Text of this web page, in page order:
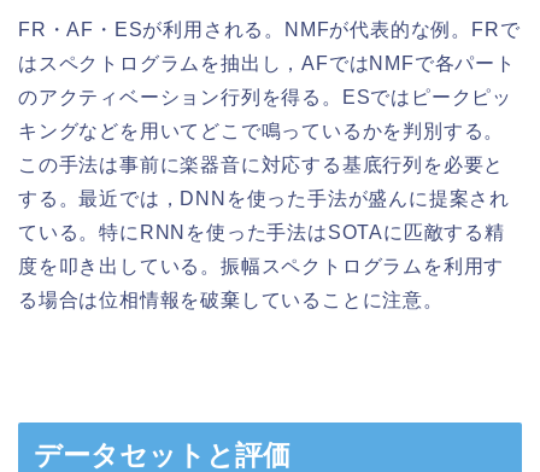
FR・AF・ESが利用される。NMFが代表的な例。FRで
はスペクトログラムを抽出し，AFではNMFで各パート
のアクティベーション行列を得る。ESではピークピッ
キングなどを用いてどこで鳴っているかを判別する。
この手法は事前に楽器音に対応する基底行列を必要と
する。最近では，DNNを使った手法が盛んに提案され
ている。特にRNNを使った手法はSOTAに匹敵する精
度を叩き出している。振幅スペクトログラムを利用す
る場合は位相情報を破棄していることに注意。
データセットと評価